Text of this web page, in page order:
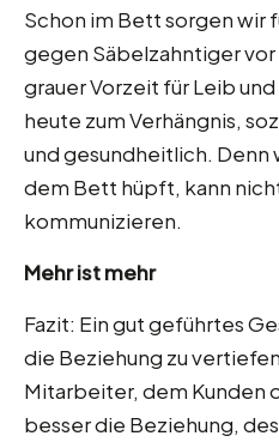
Schon im Bett sorgen wir
gegen Säbelzahntiger vor
grauer Vorzeit für Leib
heute zum Verhängnis,
und gesundheitlich. Denn
dem Bett hüpft, kann
kommunizieren.
Mehr ist mehr
Fazit: Ein gut geführtes
die Beziehung zu
Mitarbeiter, dem Kunden
besser die Beziehung,